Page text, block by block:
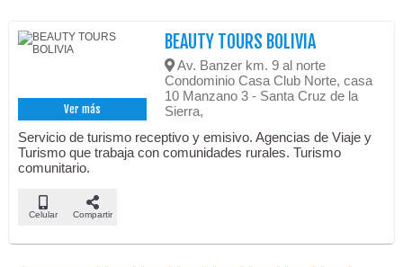
Ver más
BEAUTY TOURS BOLIVIA
Av. Banzer km. 9 al norte
Condominio Casa Club Norte, casa
10 Manzano 3 - Santa Cruz de la
Sierra,
Servicio de turismo receptivo y emisivo. Agencias de Viaje y
Turismo que trabaja con comunidades rurales. Turismo
comunitario.
Celular Compartir